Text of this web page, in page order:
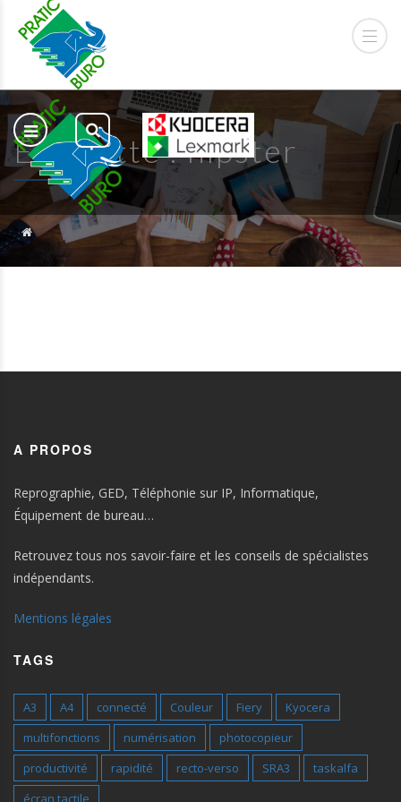
Étiquette :hipster
A PROPOS
Reprographie, GED, Téléphonie sur IP, Informatique,
Équipement de bureau…
Retrouvez tous nos savoir-faire et les conseils de spécialistes
indépendants.
Mentions légales
TAGS
A3 A4 connecté Couleur Fiery
Kyocera
multifonctions
numérisation
photocopieur
productivité
rapidité recto-verso SRA3
taskalfa
écran tactile